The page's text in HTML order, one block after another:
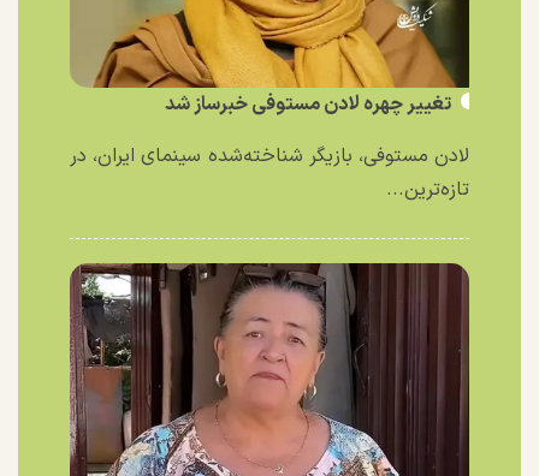
تغییر چهره لادن مستوفی خبرساز شد
لادن مستوفی، بازیگر شناخته‌شده سینمای ایران، در
تازه‌ترین...